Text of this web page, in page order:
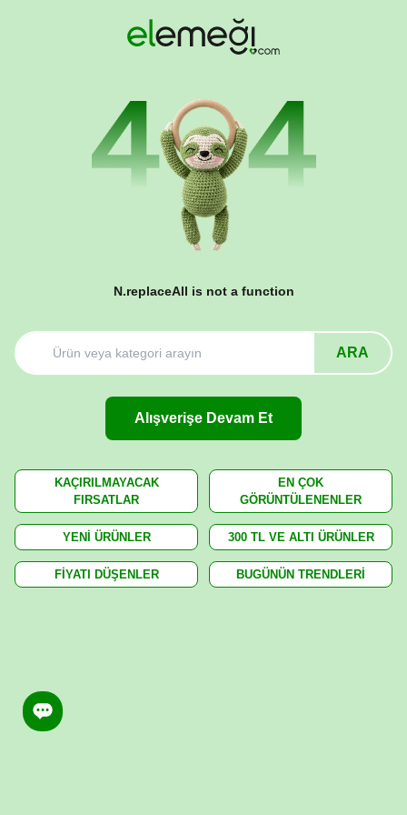
N.replaceAll is not a function
ARA
Alışverişe Devam Et
KAÇIRILMAYACAK
FIRSATLAR
EN ÇOK
GÖRÜNTÜLENENLER
YENİ ÜRÜNLER 300 TL VE ALTI ÜRÜNLER
FİYATI DÜŞENLER BUGÜNÜN TRENDLERİ